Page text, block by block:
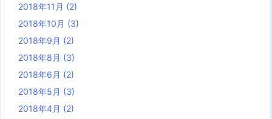
2018年11月 (2)
2018年10月 (3)
2018年9月 (2)
2018年8月 (3)
2018年6月 (2)
2018年5月 (3)
2018年4月 (2)